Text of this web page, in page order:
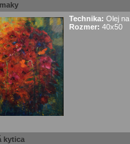
Technika: Olej
Rozmer: 40x50
kytica